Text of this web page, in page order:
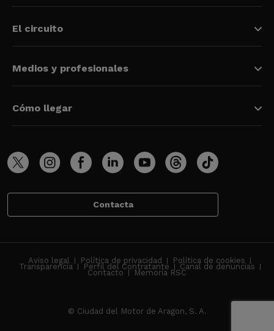
El circuito
Medios y profesionales
Cómo llegar
Contacta
Aviso legal Política de privacidad Política de cookies
Transparencia Perfil del Contratante Canal de denuncias
Contacto Memoria RSC
© Ciudad del Motor de Aragon, S. A.